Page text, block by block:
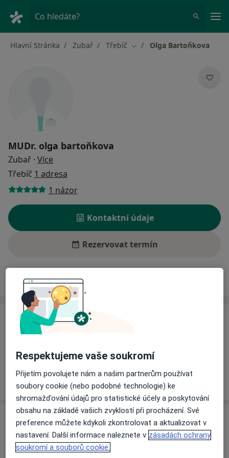
Co hledáte?
Hlavní Stránka Zubař Třebíč Změna města
Olga Bartoňkova
MUDr. olga bartoňkova
Zubař · Více
Třebíč 1 adresa
1 názor
Kontaktní údaje
Rezervovat termín
Ceník Adresy
Ceník
Tento specialista ještě nepřidával žádné informace o
Adresa
Poliklinika Třebíč - Lékařský dům, spol. s
Respektujeme vaše soukromí
Přijetím povolujete nám a našim partnerům používat
soubory cookie (nebo podobné technologie) ke
shromažďování údajů pro statistické účely a poskytování
obsahu na základě vašich zvyklostí při procházení. Své
preference můžete kdykoli zkontrolovat a aktualizovat v
nastavení. Další informace naleznete v zásadách ochrany
soukromí a souborů cookie.